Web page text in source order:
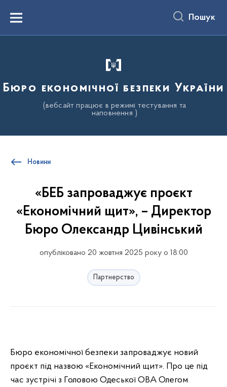
вмістуMenu Пошук
Бюро економічної безпеки України
(вебсайт працює в режимі тестування та
наповнення )
Новини
«БЕБ запроваджує проєкт
«Економічний щит», – Директор
Бюро Олександр Цивінський
опубліковано 20 жовтня 2025 року о 18:00
Партнерство
Бюро економічної безпеки запроваджує новий
проєкт під назвою «Економічний щит». Про це під
час зустрічі з Головою Одеської ОВА Олегом